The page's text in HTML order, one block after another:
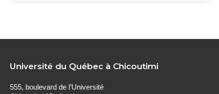
Université du Québec à Chicoutimi
555, boulevard de l’Université